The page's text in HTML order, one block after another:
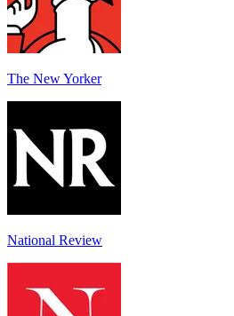
The New Yorker
National Review